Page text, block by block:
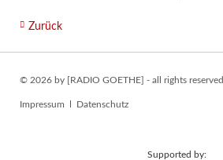
Zurück
© 2026 by [RADIO GOETHE] - all rights reserved.
Navigation
Impressum Datenschutz
Supported by: